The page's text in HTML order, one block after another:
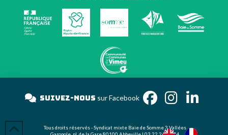
Suivez-nous sur Facebook
Tous droits réservés - Syndicat mixte Baie de Somme 3 Vallées